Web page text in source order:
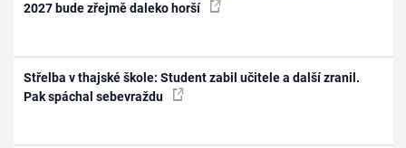
2027 bude zřejmě daleko horší
Střelba v thajské škole: Student zabil učitele a další zranil.
Pak spáchal sebevraždu